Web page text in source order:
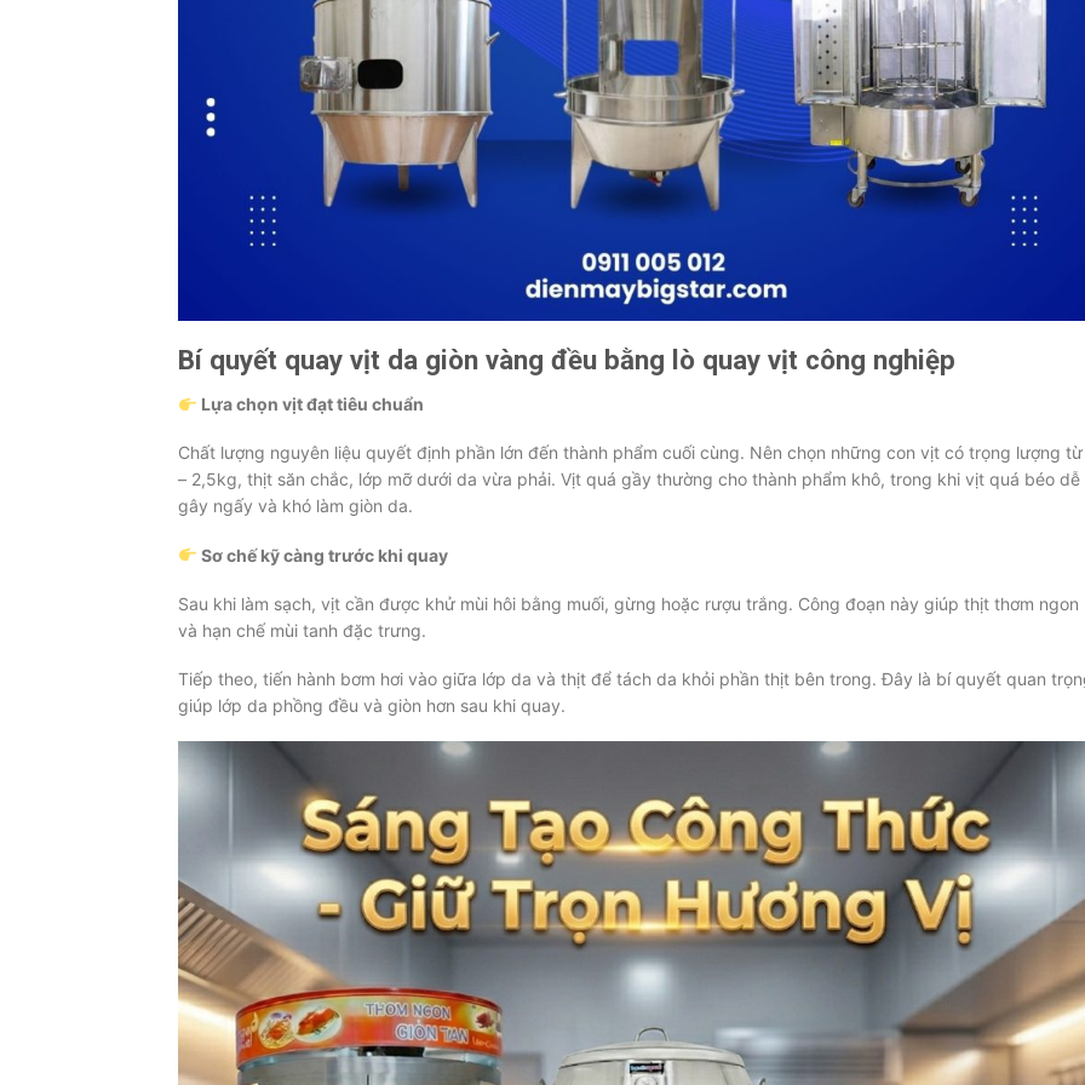
Bí quyết quay vịt da giòn vàng đều bằng lò quay vịt công nghiệp
Lựa chọn vịt đạt tiêu chuẩn
Chất lượng nguyên liệu quyết định phần lớn đến thành phẩm cuối cùng. Nên chọn những con vịt có trọng lượng từ
– 2,5kg, thịt săn chắc, lớp mỡ dưới da vừa phải. Vịt quá gầy thường cho thành phẩm khô, trong khi vịt quá béo dễ
gây ngấy và khó làm giòn da.
Sơ chế kỹ càng trước khi quay
Sau khi làm sạch, vịt cần được khử mùi hôi bằng muối, gừng hoặc rượu trắng. Công đoạn này giúp thịt thơm ngon
và hạn chế mùi tanh đặc trưng.
Tiếp theo, tiến hành bơm hơi vào giữa lớp da và thịt để tách da khỏi phần thịt bên trong. Đây là bí quyết quan
giúp lớp da phồng đều và giòn hơn sau khi quay.